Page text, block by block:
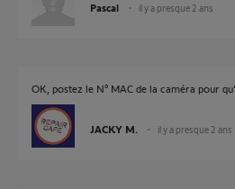
Pascal il y a presque 2 ans
OK, postez le N° MAC de la caméra pour
JACKY M. il y a presque 2 ans